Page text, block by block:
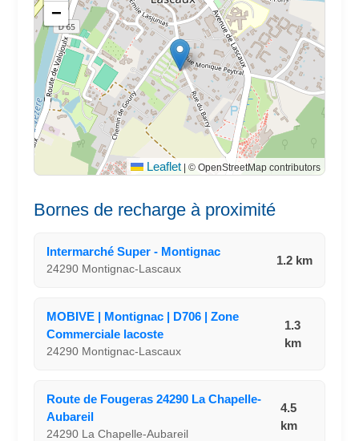
−
Leaflet © OpenStreetMap contributors
Bornes de recharge à proximité
Intermarché Super - Montignac
24290 Montignac-Lascaux
1.2 km
MOBIVE | Montignac | D706 | Zone
Commerciale lacoste
24290 Montignac-Lascaux
1.3
km
Route de Fougeras 24290 La Chapelle-
Aubareil
24290 La Chapelle-Aubareil
4.5
km